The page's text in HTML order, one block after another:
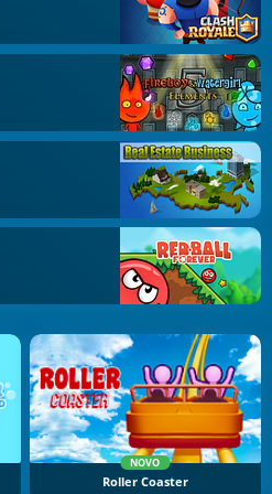
NOVO
Roller Coaster